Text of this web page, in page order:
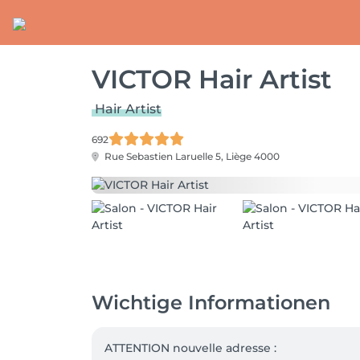
VICTOR Hair Artist
Hair Artist
692
Rue Sebastien Laruelle 5, Liège 4000
Wichtige Informationen
ATTENTION nouvelle adresse :